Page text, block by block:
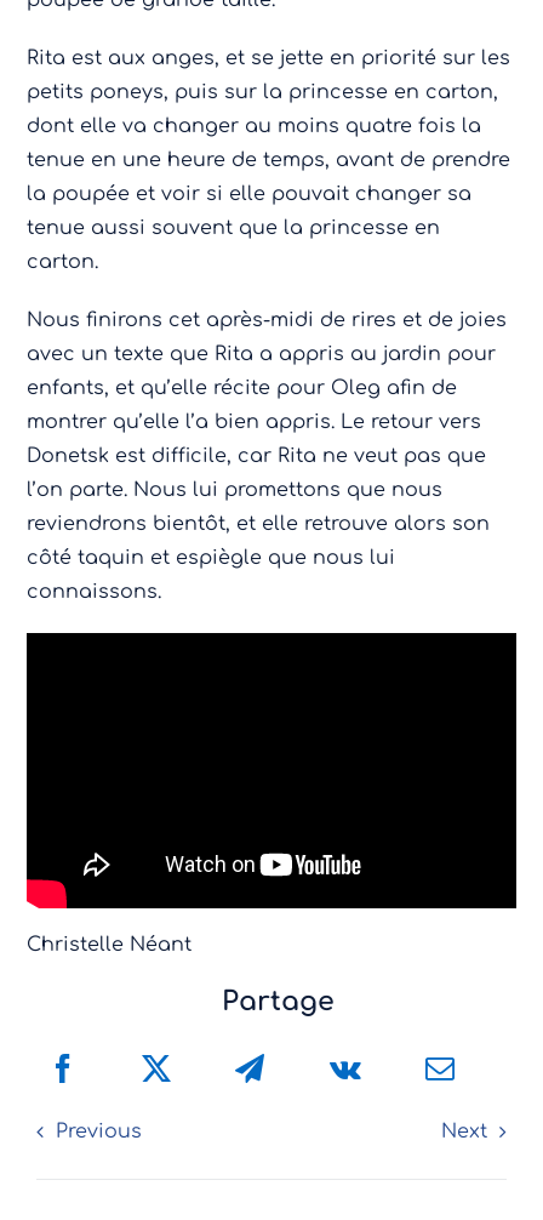
Rita est aux anges, et se jette en priorité sur les
petits poneys, puis sur la princesse en carton,
dont elle va changer au moins quatre fois la
tenue en une heure de temps, avant de prendre
la poupée et voir si elle pouvait changer sa
tenue aussi souvent que la princesse en
carton.
Nous finirons cet après-midi de rires et de joies
avec un texte que Rita a appris au jardin pour
enfants, et qu’elle récite pour Oleg afin de
montrer qu’elle l’a bien appris. Le retour vers
Donetsk est difficile, car Rita ne veut pas que
l’on parte. Nous lui promettons que nous
reviendrons bientôt, et elle retrouve alors son
côté taquin et espiègle que nous lui
connaissons.
Christelle Néant
Partage
Previous Next